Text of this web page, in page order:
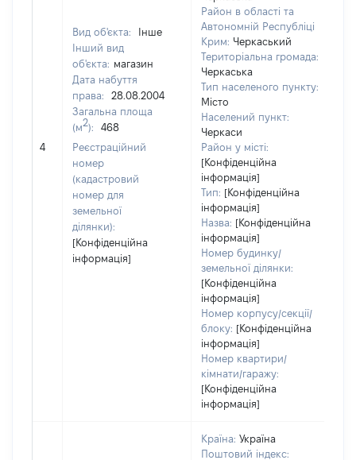
4
Вид об'єкта:
Інше
Інший вид
об'єкта: магазин
Дата набуття
права:
28.08.2004
Загальна площа
(м2):
468
Реєстраційний
номер
(кадастровий
номер для
земельної
ділянки):
[Конфіденційна
інформація]
Район в області та
Автономній Республіці
Крим: Черкаський
Територіальна громада:
Черкаська
Тип населеного пункту:
Місто
Населений пункт:
Черкаси
Район у місті:
[Конфіденційна
інформація]
Тип: [Конфіденційна
інформація]
Назва: [Конфіденційна
інформація]
Номер будинку/
земельної ділянки:
[Конфіденційна
інформація]
Номер корпусу/секції/
блоку: [Конфіденційна
інформація]
Номер квартири/
кімнати/гаражу:
[Конфіденційна
інформація]
Країна: Україна
Поштовий індекс: